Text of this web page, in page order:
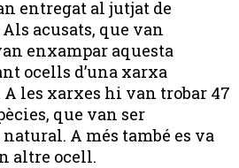
entregat al jutjat de
acusats, que van
enxampar aquesta
ocells d’una xarxa
les xarxes hi van trobar 47
que van ser
A més també es va
altre ocell.